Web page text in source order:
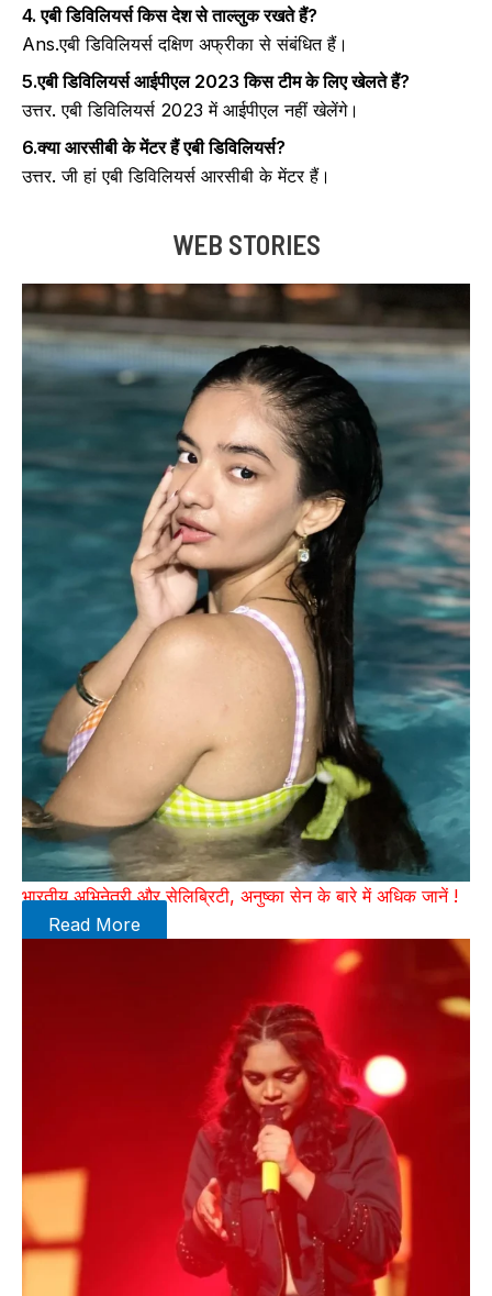
4. एबी डिविलियर्स किस देश से ताल्लुक रखते हैं?
Ans.एबी डिविलियर्स दक्षिण अफ्रीका से संबंधित हैं।
5.एबी डिविलियर्स आईपीएल 2023 किस टीम के लिए खेलते हैं?
उत्तर. एबी डिविलियर्स 2023 में आईपीएल नहीं खेलेंगे।
6.क्या आरसीबी के मेंटर हैं एबी डिविलियर्स?
उत्तर. जी हां एबी डिविलियर्स आरसीबी के मेंटर हैं।
WEB STORIES
भारतीय अभिनेत्री और सेलिब्रिटी, अनुष्का सेन के बारे में अधिक जानें !
Read More